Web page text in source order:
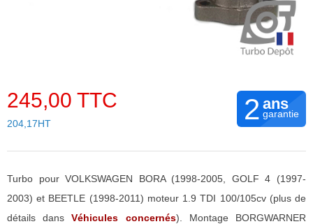
245,00 TTC
204,17HT 2 ans
garantie
Turbo pour VOLKSWAGEN BORA (1998-2005, GOLF 4 (1997-
2003) et BEETLE (1998-2011) moteur 1.9 TDI 100/105cv (plus de
détails dansVéhicules concernés). Montage BORGWARNER